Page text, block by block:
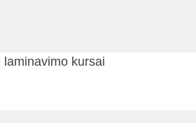
kursai